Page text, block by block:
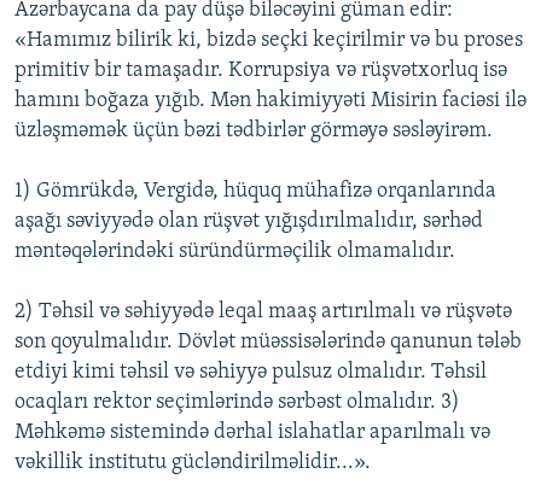
Azərbaycana da pay düşə biləcəyini güman edir:
«Hamımız bilirik ki, bizdə seçki keçirilmir və bu proses
primitiv bir tamaşadır. Korrupsiya və rüşvətxorluq isə
hamını boğaza yığıb. Mən hakimiyyəti Misirin faciəsi ilə
üzləşməmək üçün bəzi tədbirlər görməyə səsləyirəm.
1) Gömrükdə, Vergidə, hüquq mühafizə orqanlarında
aşağı səviyyədə olan rüşvət yığışdırılmalıdır, sərhəd
məntəqələrindəki süründürməçilik olmamalıdır.
2) Təhsil və səhiyyədə leqal maaş artırılmalı və rüşvətə
son qoyulmalıdır. Dövlət müəssisələrində qanunun tələb
etdiyi kimi təhsil və səhiyyə pulsuz olmalıdır. Təhsil
ocaqları rektor seçimlərində sərbəst olmalıdır. 3)
Məhkəmə sistemində dərhal islahatlar aparılmalı və
vəkillik institutu gücləndirilməlidir...».